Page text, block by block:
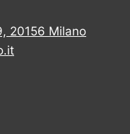
20156 Milano